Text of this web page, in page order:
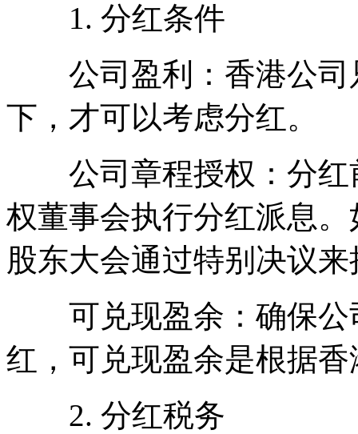
1. 分红条件
公司盈利：香港公司
下，才可以考虑分红。
公司章程授权：分红
权董事会执行分红派息
股东大会通过特别决议
可兑现盈余：确保公
红，可兑现盈余是根据
2. 分红税务